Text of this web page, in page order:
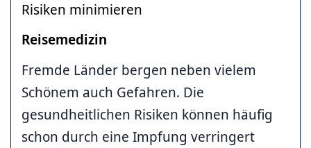
Risiken minimieren
Reisemedizin
Fremde Länder bergen neben vielem
Schönem auch Gefahren. Die
gesundheitlichen Risiken können häufig
schon durch eine Impfung verringert